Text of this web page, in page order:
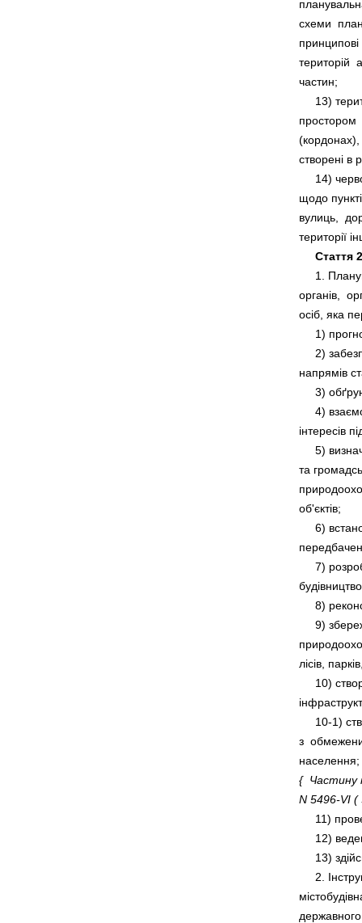
схеми
територій
13)
простором
14)
щодо
вулиць,
Стаття
1.
органів,
2)
4)
5)
та
6)
7)
9)
10)
10-1)
з
{  Частину
N 5496-VI (
2.